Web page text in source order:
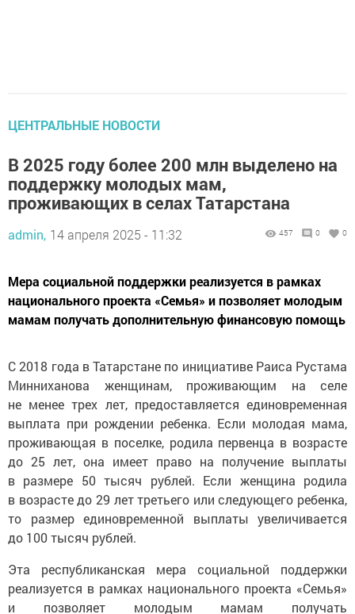
ЦЕНТРАЛЬНЫЕ НОВОСТИ
В 2025 году более 200 млн выделено на
поддержку молодых мам,
проживающих в селах Татарстана
admin, 14 апреля 2025 - 11:32 457 0 0
Мера социальной поддержки реализуется в рамках
национального проекта «Семья» и позволяет молодым
мамам получать дополнительную финансовую помощь
С 2018 года в Татарстане по инициативе Раиса Рустама
Минниханова женщинам, проживающим на селе
не менее трех лет, предоставляется единовременная
выплата при рождении ребенка. Если молодая мама,
проживающая в поселке, родила первенца в возрасте
до 25 лет, она имеет право на получение выплаты
в размере 50 тысяч рублей. Если женщина родила
в возрасте до 29 лет третьего или следующего ребенка,
то размер единовременной выплаты увеличивается
до 100 тысяч рублей.
Эта республиканская мера социальной поддержки
реализуется в рамках национального проекта «Семья»
и позволяет молодым мамам получать